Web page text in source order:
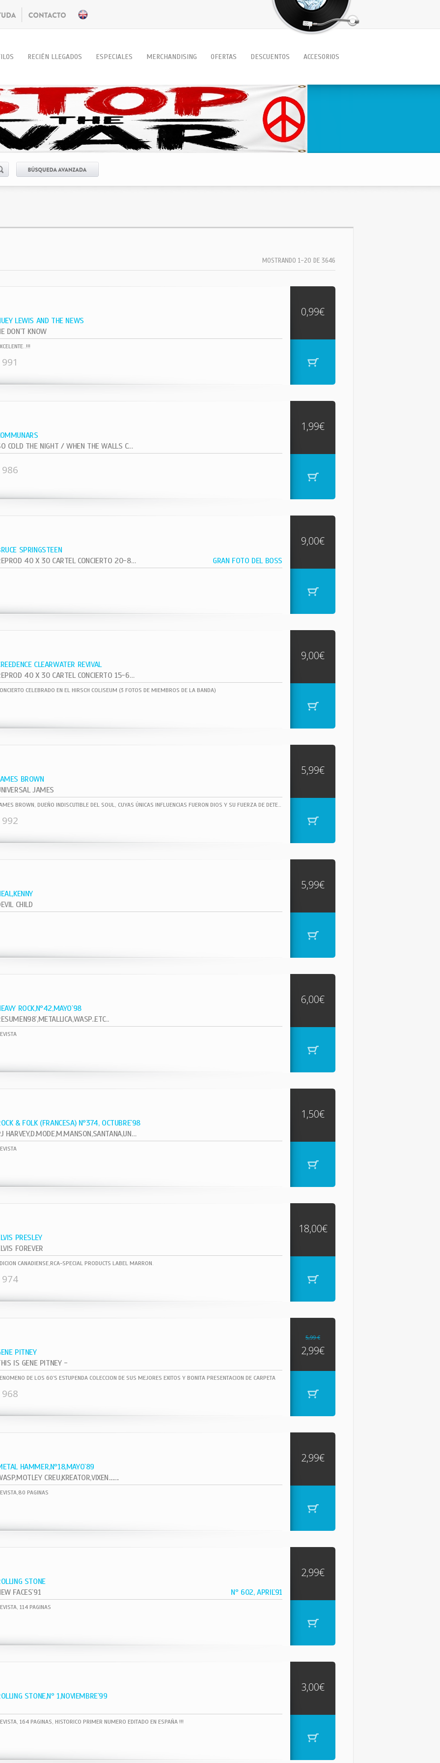
RECIÉN LLEGADOS ESPECIALES MERCHANDISING OFERTAS DESCUENTOS ACCESORIOS
MOSTRANDO 1-20 DE 3646
LEWIS AND THE NEWS
DON`T KNOW
0,99€
SO COLD THE NIGHT / WHEN THE WALLS COME...
1,99€
SPRINGSTEEN
REPROD 40 X 30 CARTEL CONCIERTO 20-8-81 VETERAN VIETNAN
GRAN FOTO DEL BOSS
9,00€
CLEARWATER REVIVAL
REPROD 40 X 30 CARTEL CONCIERTO 15-6- ,
CELEBRADO EN EL HIRSCH COLISEUM (3 FOTOS DE MIEMBROS DE LA BANDA)
9,00€
BROWN
JAMES
JAMES BROWN, DUEÑO INDISCUTIBLE DEL SOUL, CUYAS ÚNICAS INFLUENCIAS FUERON DIOS Y SU FUERZA DE DETERMINACIÓN, JAMES BROWN TOCÓ EN SU DORADA JUVENTUD VARIOS TEMAS DE RHYTHM & BLUES.- HTTP://WWW.FUNKY-STUFF.COM/ "THE GODFATHER OF SOUL" (EL PADRINO DEL SOUL).1 CAN'T GET ANY HARDER CLIVILLES, COLE, HIGGINS ... 3:53 COMPOSED BY: CLIVILLES, COLE, HIGGINS, JACKSON, RAMOS, SCOTT, SMITH 2 JUST DO IT BROWNE, MOWAT, ROMEO 4:37 3 MINE ALL MINE BROWNE, MOWAT, ROMEO 4:15 4 WATCH ME BROWNE, MOWAT, ROMEO 3:58 5 GEORGIA-LINA BROWN, SHERRELL 5:03 6 SHOW ME YOUR FRIENDS BROWNE, MOWAT, ROMEO 5:03 7 EVERYBODY'S GOT A THANG BROWN 3:57 8 HOW LONG BROWNE, MOWAT, ROMEO 5:29 9 MAKE IT FUNKY 2000 BROWN 4:56 10 MOMENTS BROWNE, MOWAT, ROMEO 8:05
5,99€
CHILD
5,99€
ROCK,Nº42,MAYO`98
6,00€
& FOLK (FRANCESA) Nº374, OCTUBRE`98
PJ HARVEY,D.MODE,M.MANSON,SANTANA,UNKLE
1,50€
PRESLEY
FOREVER
CANADIENSE,RCA-SPECIAL PRODUCTS LABEL MARRON.
18,00€
PITNEY
IS GENE PITNEY -
DE LOS 60`S ESTUPENDA COLECCION DE SUS MEJORES EXITOS Y BONITA PRESENTACION DE CARPETA
5,99 €
2,99€
HAMMER,Nº18,MAYO`89
CREU,KREATOR,VIXEN........
PAGINAS
2,99€
STONE
FACES`91
Nº 602, APRIL`91
114 PAGINAS
2,99€
STONE,Nº 1,NOVIEMBRE`99
164 PAGINAS, HISTORICO PRIMER NUMERO EDITADO EN ESPAÑA !!!
3,00€